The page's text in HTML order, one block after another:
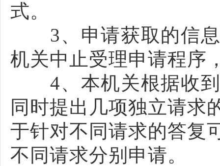
式。
3、申请获取的信息
机关中止受理申请程序
4、本机关根据收到
同时提出几项独立请求
于针对不同请求的答复
不同请求分别申请。